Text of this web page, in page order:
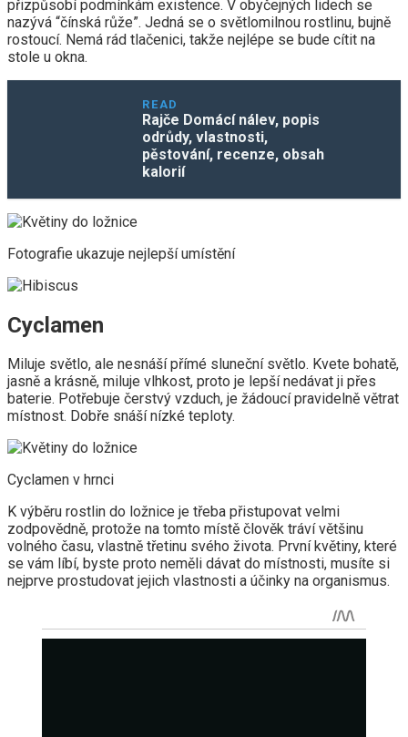
přizpůsobí podmínkám existence. V obyčejných lidech se
nazývá “čínská růže”. Jedná se o světlomilnou rostlinu, bujně
rostoucí. Nemá rád tlačenici, takže nejlépe se bude cítit na
stole u okna.
READ
Rajče Domácí nálev, popis
odrůdy, vlastnosti,
pěstování, recenze, obsah
kalorií
Fotografie ukazuje nejlepší umístění
Cyclamen
Miluje světlo, ale nesnáší přímé sluneční světlo. Kvete bohatě,
jasně a krásně, miluje vlhkost, proto je lepší nedávat ji přes
baterie. Potřebuje čerstvý vzduch, je žádoucí pravidelně větrat
místnost. Dobře snáší nízké teploty.
Cyclamen v hrnci
K výběru rostlin do ložnice je třeba přistupovat velmi
zodpovědně, protože na tomto místě člověk tráví většinu
volného času, vlastně třetinu svého života. První květiny, které
se vám líbí, byste proto neměli dávat do místnosti, musíte si
nejprve prostudovat jejich vlastnosti a účinky na organismus.